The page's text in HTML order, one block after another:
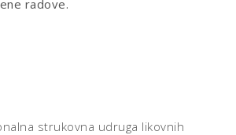
radove.
strukovna udruga likovnih